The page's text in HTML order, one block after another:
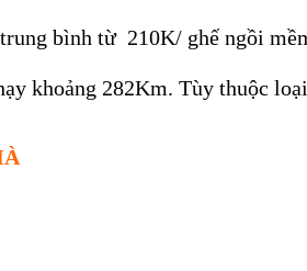
bình từ 210K/ ghế ngồi
khoảng 282Km. Tùy thuộc